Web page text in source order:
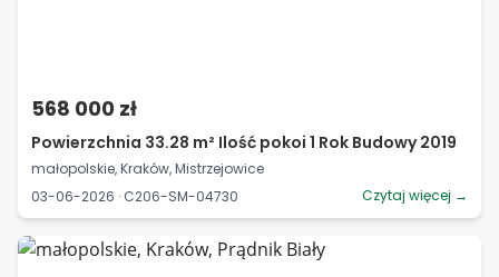
568 000 zł
Powierzchnia 33.28 m² Ilość pokoi 1 Rok Budowy 2019
małopolskie, Kraków, Mistrzejowice
03-06-2026 · C206-SM-04730
Czytaj więcej →